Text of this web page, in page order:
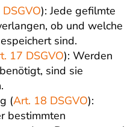
): Jede gefilmte
ob und welche
sind.
17 DSGVO): Werden
sind sie
(Art. 18 DSGVO):
bestimmten